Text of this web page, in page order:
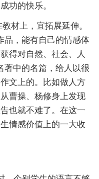
功的快乐。
材上，宜拓展延伸。
品，能有自己的情感体
得对自然、社会、人
著中的名篇，给人以很
文上的。比如做人方
曹操、杨修身上发现
也就不难了。在这一
情感价值上的一大收